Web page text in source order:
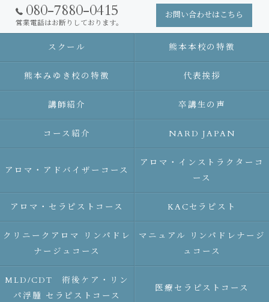
080-7880-0415
営業電話はお断りしております。
お問い合わせはこちら
スクール 熊本本校の特徴
熊本みゆき校の特徴 代表挨拶
講師紹介 卒講生の声
コース紹介 NARD JAPAN
アロマ・アドバイザーコース
アロマ・インストラクターコ
ース
アロマ・セラピストコース KACセラピスト
クリニークアロマ リンパドレ
ナージュコース
マニュアル リンパドレナージ
ュコース
MLD/CDT 術後ケア・リン
パ浮腫 セラピストコース
医療セラピストコース